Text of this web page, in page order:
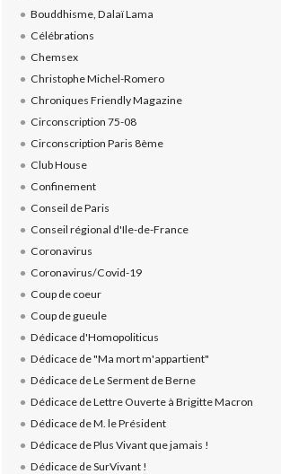
Bouddhisme, Dalaï Lama
Célébrations
Chemsex
Christophe Michel-Romero
Chroniques Friendly Magazine
Circonscription 75-08
Circonscription Paris 8ème
Club House
Confinement
Conseil de Paris
Conseil régional d'Ile-de-France
Coronavirus
Coronavirus/Covid-19
Coup de coeur
Coup de gueule
Dédicace d'Homopoliticus
Dédicace de "Ma mort m'appartient"
Dédicace de Le Serment de Berne
Dédicace de Lettre Ouverte à Brigitte Macron
Dédicace de M. le Président
Dédicace de Plus Vivant que jamais !
Dédicace de SurVivant !